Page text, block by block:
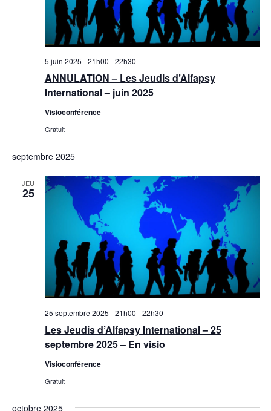
ANNULATION – Les Jeudis d’Alfapsy
International – juin 2025
5 juin 2025 - 21h00 -22h30
Visioconférence
Gratuit
septembre 2025
JEU
25
Les Jeudis d’Alfapsy International – 25
septembre 2025 – En visio
25 septembre 2025 - 21h00 -22h30
Visioconférence
Gratuit
octobre 2025